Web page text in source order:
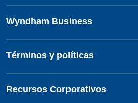
Wyndham Business
Términos y políticas
Recursos Corporativos